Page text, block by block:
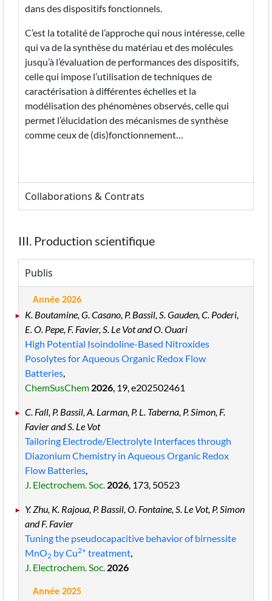
dans des dispositifs fonctionnels.
C’est la totalité de l’approche qui nous intéresse, celle
qui va de la synthèse du matériau et des molécules
jusqu’à l’évaluation de performances des dispositifs,
celle qui impose l’utilisation de techniques de
caractérisation à différentes échelles et la
modélisation des phénomènes observés, celle qui
permet l’élucidation des mécanismes de synthèse
comme ceux de (dis)fonctionnement…
Collaborations & Contrats
III. Production scientifique
Publis
Année 2026
K. Boutamine, G. Casano, P. Bassil, S. Gauden, C. Poderi,
E. O. Pepe, F. Favier, S. Le Vot and O. Ouari
High Potential Isoindoline-Based Nitroxides
Posolytes for Aqueous Organic Redox Flow
Batteries,
ChemSusChem2026, 19, e202502461
C. Fall, P. Bassil, A. Larman, P. L. Taberna, P. Simon, F.
Favier and S. Le Vot
Tailoring Electrode/Electrolyte Interfaces through
Diazonium Chemistry in Aqueous Organic Redox
Flow Batteries,
J. Electrochem. Soc.2026, 173, 50523
Y. Zhu, K. Rajoua, P. Bassil, O. Fontaine, S. Le Vot, P. Simon
and F. Favier
Tuning the pseudocapacitive behavior of birnessite
MnO2by Cu2+treatment,
J. Electrochem. Soc.2026
Année 2025